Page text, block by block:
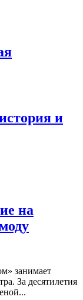
и
на
занимает
За десятилетия